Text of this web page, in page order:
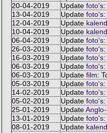
20-04-2019
Update foto's:
13-04-2019
Update foto's:
12-04-2019
Update
10-04-2019
Update
06-04-2019
Update foto's:
26-03-2019
Update foto's:
16-03-2019
Update foto's:
06-03-2019
Update foto's:
06-03-2019
Update film:
05-03-2019
Update foto's:
14-02-2019
Update foto's:
05-02-2019
Update foto's:
25-01-2019
Update
13-01-2019
Update foto's:
08-01-2019
Update